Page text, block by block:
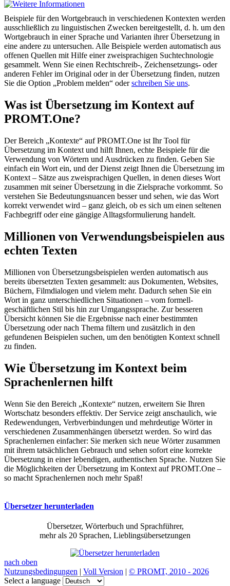
Beispiele für den Wortgebrauch in verschiedenen Kontexten werden
ausschließlich zu linguistischen Zwecken bereitgestellt, d. h. um den
Wortgebrauch in einer Sprache und Varianten ihrer Übersetzung in
eine andere zu untersuchen. Alle Beispiele werden automatisch aus
offenen Quellen mit Hilfe einer zweisprachigen Suchtechnologie
gesammelt. Wenn Sie einen Rechtschreib-, Zeichensetzungs- oder
anderen Fehler im Original oder in der Übersetzung finden, nutzen
Sie die Option „Problem melden“ oderschreiben Sie uns.
Was ist Übersetzung im Kontext auf
PROMT.One?
Der Bereich „Kontexte“ auf PROMT.One ist Ihr Tool für
Übersetzung im Kontext und hilft Ihnen, echte Beispiele für die
Verwendung von Wörtern und Ausdrücken zu finden. Geben Sie
einfach ein Wort ein, und der Dienst zeigt Ihnen die Übersetzung im
Kontext – Sätze aus zweisprachigen Quellen, in denen dieses Wort
zusammen mit seiner Übersetzung in die Zielsprache vorkommt. So
verstehen Sie Bedeutungsnuancen besser und sehen, wie das Wort
korrekt verwendet wird – ganz gleich, ob es sich um einen seltenen
Fachbegriff oder eine gängige Alltagsformulierung handelt.
Millionen von Verwendungsbeispielen aus
echten Texten
Millionen von Übersetzungsbeispielen werden automatisch aus
bereits übersetzten Texten gesammelt: aus Dokumenten, Websites,
Büchern, Filmdialogen und vielem mehr. Dadurch sehen Sie ein
Wort in ganz unterschiedlichen Situationen – vom formell-
geschäftlichen Stil bis hin zur Umgangssprache. Zur besseren
Übersicht können Sie die Ergebnisse nach einer bestimmten
Übersetzung oder nach Thema filtern und zusätzlich in den
gefundenen Beispielen suchen, um den benötigten Kontext schnell
zu finden.
Wie Übersetzung im Kontext beim
Sprachenlernen hilft
Wenn Sie den Bereich „Kontexte“ nutzen, erweitern Sie Ihren
Wortschatz besonders effektiv. Der Service zeigt anschaulich, wie
Redewendungen, Verbverbindungen und mehrdeutige Wörter in
verschiedenen Zusammenhängen übersetzt werden. So wird das
Sprachenlernen einfacher: Sie merken sich neue Wörter zusammen
mit ihrem tatsächlichen Gebrauch und sehen sofort eine korrekte
Übersetzung in einer lebendigen, authentischen Sprache. Nutzen Sie
die Möglichkeiten der Übersetzung im Kontext auf PROMT.One –
so macht Sprachenlernen noch mehr Spaß!
Übersetzer herunterladen
Übersetzer, Wörterbuch und Sprachführer,
mehr als 20 Sprachen, Lieblingsübersetzungen
nach oben
Nutzungsbedingungen | Voll Version | © PROMT, 2010 - 2026
Select a language